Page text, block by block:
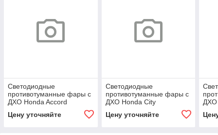
Светодиодные
противотуманные фары с
ДХО Honda Accord
Цену уточняйте
Светодиодные
противотуманные фары с
ДХО Honda City
Цену уточняйте
ДХО